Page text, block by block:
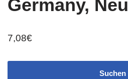
Germany, Neu
7,08€
Suchen